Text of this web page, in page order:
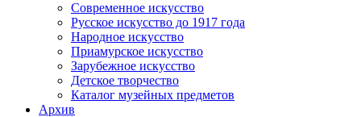
Современное искусство
Русское искусство до 1917 года
Народное искусство
Приамурское искусство
Зарубежное искусство
Детское творчество
Каталог музейных предметов
Архив